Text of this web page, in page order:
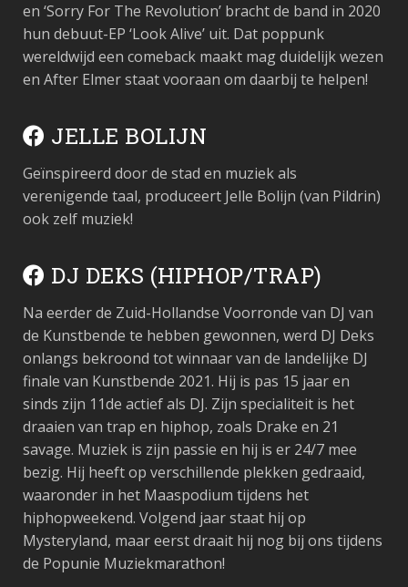
en ‘Sorry For The Revolution’ bracht de band in 2020
hun debuut-EP ‘Look Alive’ uit. Dat poppunk
wereldwijd een comeback maakt mag duidelijk wezen
en After Elmer staat vooraan om daarbij te helpen!
JELLE BOLIJN
Geïnspireerd door de stad en muziek als
verenigende taal, produceert Jelle Bolijn (van Pildrin)
ook zelf muziek!
DJ DEKS (HIPHOP/TRAP)
Na eerder de Zuid-Hollandse Voorronde van DJ van
de Kunstbende te hebben gewonnen, werd DJ Deks
onlangs bekroond tot winnaar van de landelijke DJ
finale van Kunstbende 2021. Hij is pas 15 jaar en
sinds zijn 11de actief als DJ. Zijn specialiteit is het
draaien van trap en hiphop, zoals Drake en 21
savage. Muziek is zijn passie en hij is er 24/7 mee
bezig. Hij heeft op verschillende plekken gedraaid,
waaronder in het Maaspodium tijdens het
hiphopweekend. Volgend jaar staat hij op
Mysteryland, maar eerst draait hij nog bij ons tijdens
de Popunie Muziekmarathon!